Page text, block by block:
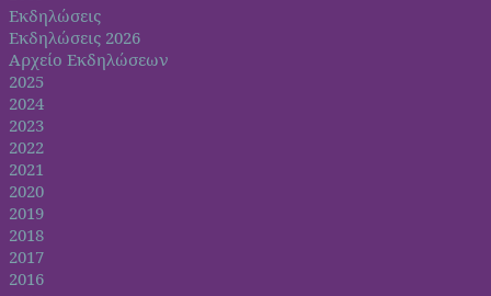
Εκδηλώσεις
Εκδηλώσεις 2026
Αρχείο Εκδηλώσεων
2025
2024
2023
2022
2021
2020
2019
2018
2017
2016